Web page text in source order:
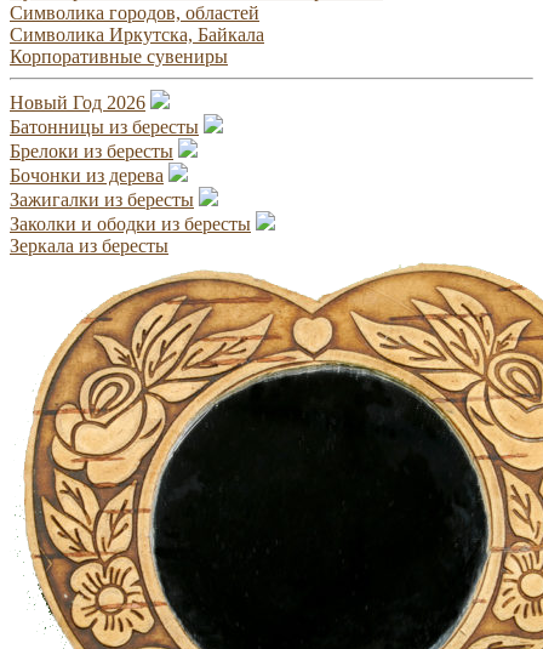
Символика городов, областей
Символика Иркутска, Байкала
Корпоративные сувениры
Новый Год 2026
Батонницы из бересты
Брелоки из бересты
Бочонки из дерева
Зажигалки из бересты
Заколки и ободки из бересты
Зеркала из бересты